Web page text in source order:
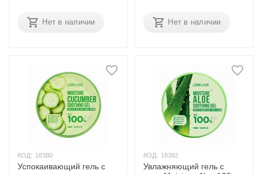
Нет в наличии Нет в наличии
КОД: 18380
Успокаивающий гель с
КОД: 18382
Увлажняющий гель с